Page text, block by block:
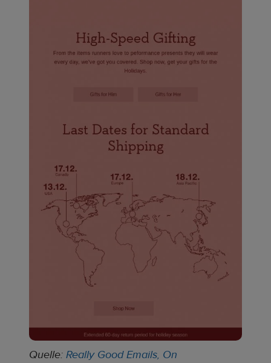
Quelle: Really Good Emails, On